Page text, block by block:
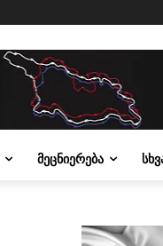
ᲛᲔᲪᲜᲘᲔᲠᲔᲑᲐ